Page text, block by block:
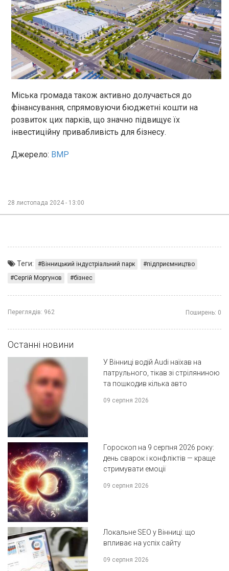
Міська громада також активно долучається до
фінансування, спрямовуючи бюджетні кошти на
розвиток цих парків, що значно підвищує їх
інвестиційну привабливість для бізнесу.
Джерело: ВМР
28 листопада 2024 - 13:00
Теги: Вінницький індустріальний парк
підприємництво
Сергій Моргунов
бізнес
Переглядів: 962 Поширень: 0
Останні новини
У Вінниці водій Audi наїхав на
патрульного, тікав зі стріляниною
та пошкодив кілька авто
09 серпня 2026
Гороскоп на 9 серпня 2026 року:
день сварок і конфліктів — краще
стримувати емоції
09 серпня 2026
Локальне SEO у Вінниці: що
впливає на успіх сайту
09 серпня 2026